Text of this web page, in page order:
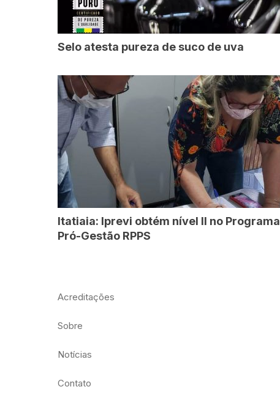
Selo atesta pureza de suco de uva
Itatiaia: Iprevi obtém nível II no Programa
Pró-Gestão RPPS
Acreditações
Sobre
Notícias
Contato